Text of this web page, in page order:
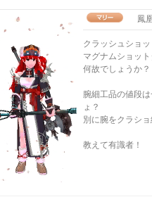
鳳
クラッシュショ
マグナムショッ
何故でしょうか？
腕細工品の値段
ょ？
別に腕をクラシ
教えて有識者！